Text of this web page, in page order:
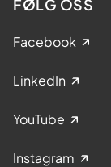
FØLG OSS
Facebook
LinkedIn
YouTube
Instagram